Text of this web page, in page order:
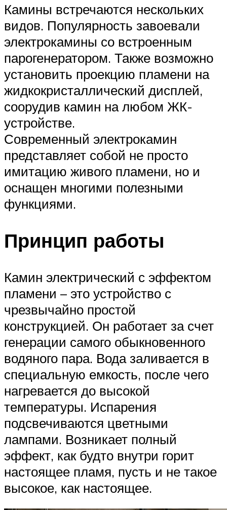
Камины встречаются нескольких
видов. Популярность завоевали
электрокамины со встроенным
парогенератором. Также возможно
установить проекцию пламени на
жидкокристаллический дисплей,
соорудив камин на любом ЖК-
устройстве.
Современный электрокамин
представляет собой не просто
имитацию живого пламени, но и
оснащен многими полезными
функциями.
Принцип работы
Камин электрический с эффектом
пламени – это устройство с
чрезвычайно простой
конструкцией. Он работает за счет
генерации самого обыкновенного
водяного пара. Вода заливается в
специальную емкость, после чего
нагревается до высокой
температуры. Испарения
подсвечиваются цветными
лампами. Возникает полный
эффект, как будто внутри горит
настоящее пламя, пусть и не такое
высокое, как настоящее.